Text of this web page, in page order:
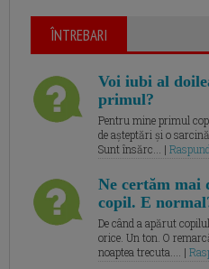
ÎNTREBARI
Voi iubi al
primul?
Pentru mine primul
de așteptări și o
Sunt însărc... |
Ne certăm mai
copil. E
De când a apărut
orice. Un ton. O
noaptea trecuta.... |